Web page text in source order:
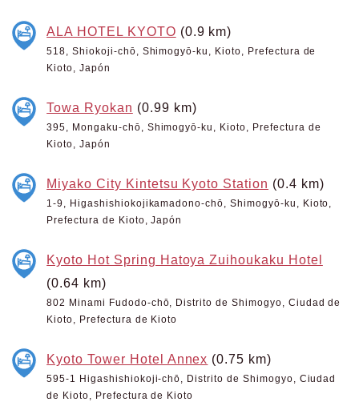
ALA HOTEL KYOTO (0.9 km)
518, Shiokoji-chō, Shimogyō-ku, Kioto, Prefectura de
Kioto, Japón
Towa Ryokan (0.99 km)
395, Mongaku-chō, Shimogyō-ku, Kioto, Prefectura de
Kioto, Japón
Miyako City Kintetsu Kyoto Station (0.4 km)
1-9, Higashishiokojikamadono-chō, Shimogyō-ku, Kioto,
Prefectura de Kioto, Japón
Kyoto Hot Spring Hatoya Zuihoukaku Hotel
(0.64 km)
802 Minami Fudodo-chō, Distrito de Shimogyo, Ciudad de
Kioto, Prefectura de Kioto
Kyoto Tower Hotel Annex (0.75 km)
595-1 Higashishiokoji-chō, Distrito de Shimogyo, Ciudad
de Kioto, Prefectura de Kioto